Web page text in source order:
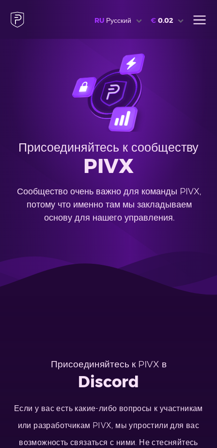
RU Русский € 0.02
Присоединяйтесь к сообществу
PIVX
Сообщество очень важно для команды PIVX,
потому что именно там мы закладываем
основу для нашего управления.
Присоединяйтесь к PIVX в
Discord
Если у вас есть какие-либо вопросы к участникам
или разработчикам PIVX, мы упростили для вас
возможность связаться с ними. Не стесняйтесь